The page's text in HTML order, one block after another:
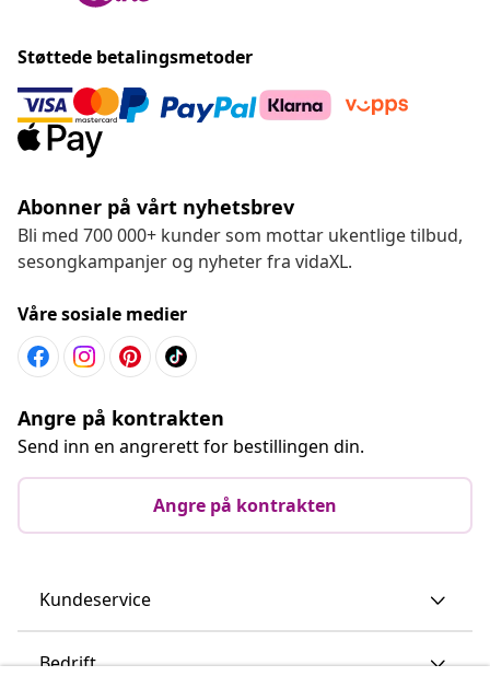
Støttede betalingsmetoder
Abonner på vårt nyhetsbrev
Bli med 700 000+ kunder som mottar ukentlige tilbud,
sesongkampanjer og nyheter fra vidaXL.
Våre sosiale medier
Angre på kontrakten
Send inn en angrerett for bestillingen din.
Angre på kontrakten
Kundeservice
Bedrift